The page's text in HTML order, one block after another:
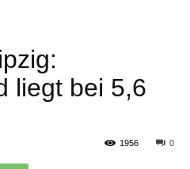
liegt bei 5,6
0
1956